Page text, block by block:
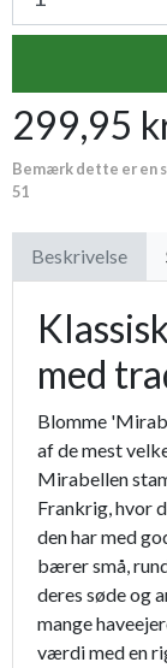
299,95
Bemærk dette er en
51
Beskrivelse
med
Blomme
af de mest
Mirabellen
Frankrig, hvor
den har med
bærer små,
deres søde og
mange
værdi med en